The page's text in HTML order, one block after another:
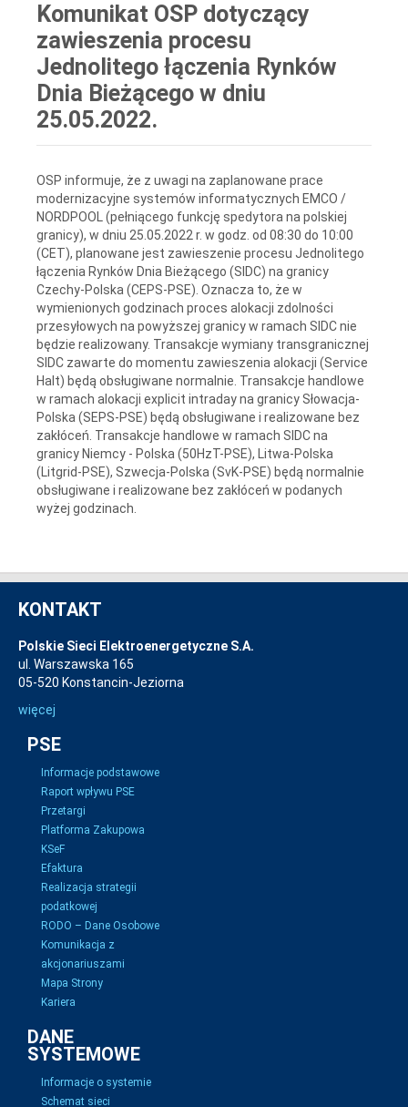
Komunikat OSP dotyczący
zawieszenia procesu
Jednolitego łączenia Rynków
Dnia Bieżącego w dniu
25.05.2022.
OSP informuje, że z uwagi na zaplanowane prace
modernizacyjne systemów informatycznych EMCO /
NORDPOOL (pełniącego funkcję spedytora na polskiej
granicy), w dniu 25.05.2022 r. w godz. od 08:30 do 10:00
(CET), planowane jest zawieszenie procesu Jednolitego
łączenia Rynków Dnia Bieżącego (SIDC) na granicy
Czechy-Polska (CEPS-PSE). Oznacza to, że w
wymienionych godzinach proces alokacji zdolności
przesyłowych na powyższej granicy w ramach SIDC nie
będzie realizowany. Transakcje wymiany transgranicznej
SIDC zawarte do momentu zawieszenia alokacji (Service
Halt) będą obsługiwane normalnie. Transakcje handlowe
w ramach alokacji explicit intraday na granicy Słowacja-
Polska (SEPS-PSE) będą obsługiwane i realizowane bez
zakłóceń. Transakcje handlowe w ramach SIDC na
granicy Niemcy - Polska (50HzT-PSE), Litwa-Polska
(Litgrid-PSE), Szwecja-Polska (SvK-PSE) będą normalnie
obsługiwane i realizowane bez zakłóceń w podanych
wyżej godzinach.
KONTAKT
Polskie Sieci Elektroenergetyczne S.A.
ul. Warszawska 165
05-520 Konstancin-Jeziorna
więcej
PSE
Informacje podstawowe
Raport wpływu PSE
Przetargi
Platforma Zakupowa
KSeF
Efaktura
Realizacja strategii
podatkowej
RODO – Dane Osobowe
Komunikacja z
akcjonariuszami
Mapa Strony
Kariera
DANE
SYSTEMOWE
Informacje o systemie
Schemat sieci